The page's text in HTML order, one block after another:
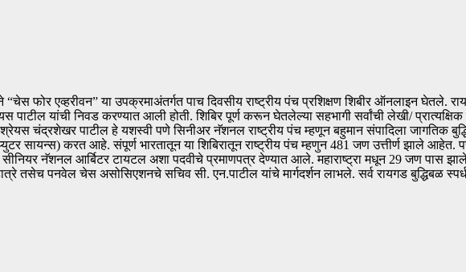
फोर एव्हरीवन” या उपक्रमाअंतर्गत पाच दिवसीय राष्ट्रीय पंच प्रशिक्षण शिबीर ऑनलाइन घेतले.
यांची निवड करण्यात आली होती. शिबिर पूर्ण करून घेतलेल्या सहभागी सर्वांची लेखी/
चंद्रशेखर पाटील हे यशस्वी पणे सिनीअर नॅशनल राष्ट्रीय पंच म्हणून बहुमान संपादिला जागतिक
सायन्स) करत आहे. संपूर्ण भारतातून या शिबिरातून राष्ट्रीय पंच म्हणुन 481 जण उत्तीर्ण झाले आहेत.
नॅशनल आर्बिटर टायटल अशा पदवीचे प्रमाणपत्र देण्यात आले. महाराष्ट्रा मधून 29 जण पास
तसेच पनवेल चेस असोसिएशनचे सचिव सी. एन.पाटील यांचे मार्गदर्शन लाभले. सर्व रायगड बुद्धिबळ